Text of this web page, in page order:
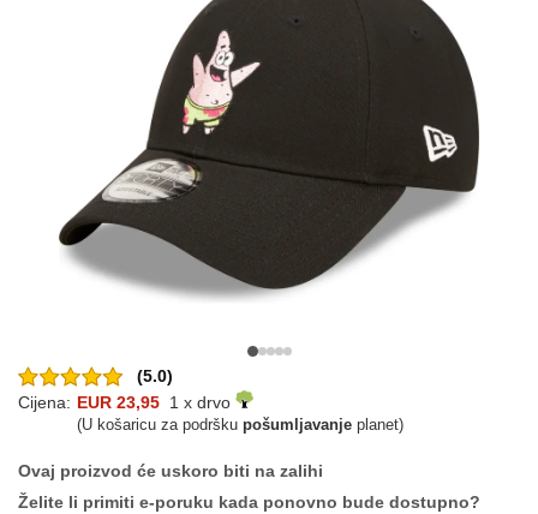
(5.0)
Cijena: EUR 23,95 1 x drvo
(U košaricu za podršku pošumljavanje planet)
Ovaj proizvod će uskoro biti na zalihi
Želite li primiti e-poruku kada ponovno bude dostupno?